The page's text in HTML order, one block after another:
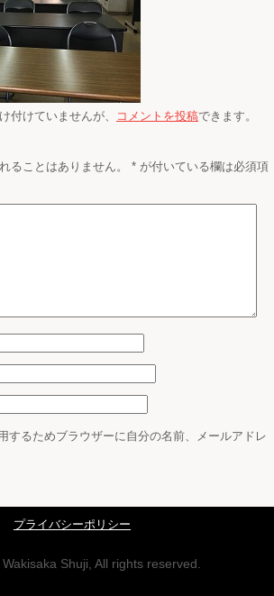
付けていませんが、 コメントを投稿できます。
ることはありません。 * が付いている欄は必須項
するためブラウザーに自分の名前、メールアドレ
プライバシーポリシー
Shuji, All rights reserved.